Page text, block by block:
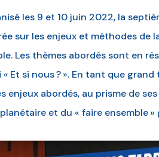
les 9 et 10 juin 2022, la
sur les enjeux et méthodes de
Les thèmes abordés sont en
Et si nous ? ». En tant que
enjeux abordés, au prisme de
et du « faire ensemble